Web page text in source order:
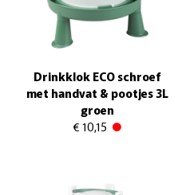
Drinkklok ECO schroef
met handvat & pootjes 3L
groen
€ 10,15